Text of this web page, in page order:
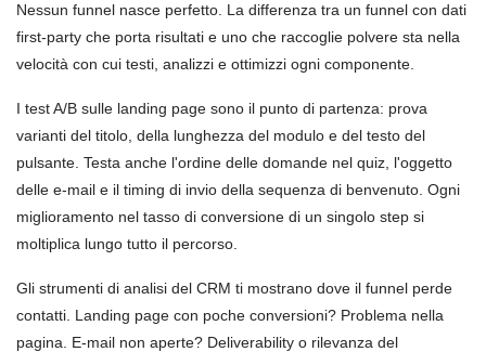
Nessun funnel nasce perfetto. La differenza tra un funnel con dati
first-party che porta risultati e uno che raccoglie polvere sta nella
velocità con cui testi, analizzi e ottimizzi ogni componente.
I test A/B sulle landing page sono il punto di partenza: prova
varianti del titolo, della lunghezza del modulo e del testo del
pulsante. Testa anche l'ordine delle domande nel quiz, l'oggetto
delle e-mail e il timing di invio della sequenza di benvenuto. Ogni
miglioramento nel tasso di conversione di un singolo step si
moltiplica lungo tutto il percorso.
Gli strumenti di analisi del CRM ti mostrano dove il funnel perde
contatti. Landing page con poche conversioni? Problema nella
pagina. E-mail non aperte? Deliverability o rilevanza del